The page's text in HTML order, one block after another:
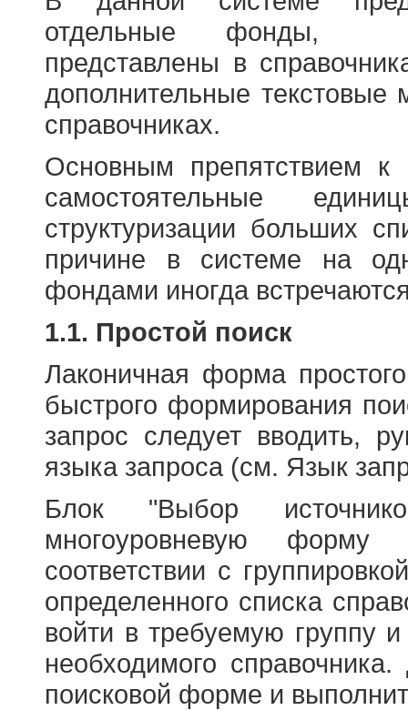
отдельные фонды,
представлены в
дополнительные
справочниках.
Основным препятствием
самостоятельные
структуризации больших
причине в системе на
фондами иногда
1.1. Простой поиск
Лаконичная форма
быстрого формирования
запрос следует вводить,
языка запроса (см. Язык
Блок "Выбор
многоуровневую форму
соответствии с
определенного списка
войти в требуемую группу и
необходимого
поисковой форме и